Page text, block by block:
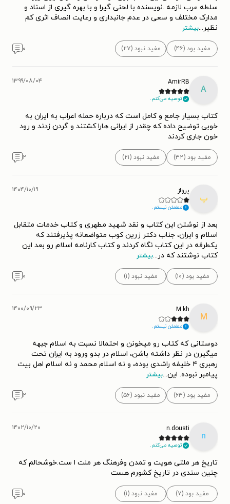
سلطه عرب لازمه .نویسنده با لحنی گیرا و با بهره گیری از اسناد و
مدارک مختلف و سعی در عدم جانبداری و رعایت انصاف اثری کم
نظیر...بیشتر
مفید بود (۴۶) مفید نبود (۲۷) ۰
A
AmirRB
توصیه می‌کنم.
۱۳۹۹/۰۸/۰۴
کتاب بسیار جامع و کامل است که درباره حمله اعراب به ایران به
خوبی توضیح داده که چقدر از ایرانی هارا کشتند و گردن زدند و رود
خون جاری کردند
مفید بود (۳۲) مفید نبود (۲۱) ۲
پ
پرواز
مطمئن نیستم.
۱۴۰۴/۱۰/۱۹
بعد از نوشتن این کتاب و نقد شهید مطهری و کتاب خدمات متقابل
اسلام و ایران، جناب دکتر زرین کوب متواضعانه پذیرفتند که
یکطرفه در این کتاب نگاه کردند و کتاب کارنامه اسلام رو بعد این
کتاب نوشتند که در...بیشتر
مفید بود (۱۰) مفید نبود (۱) ۰
M
M.kh
مطمئن نیستم.
۱۴۰۰/۰۹/۲۳
دوستانی که کتاب رو میخونن و احتمالا نسبت به اسلام جبهه
میگیرن در نظر داشته باشن، اسلام در بدو ورود به ایران تحت
رهبری ۴ خلیفه راشدی بوده، و نه اسلام محمد و نه اسلام اهل بیت
پیامبر نبوده. این...بیشتر
مفید بود (۶۳) مفید نبود (۵۶) ۲
n
n.dousti
توصیه می‌کنم.
۱۴۰۲/۱۰/۲۰
تاریخ هر ملتی هویت و تمدن وفرهنگ هر ملت ا ست.خوشحالم که
چنین سندی در تاریخ کشورم هست
مفید بود (۷) مفید نبود (۱) ۰